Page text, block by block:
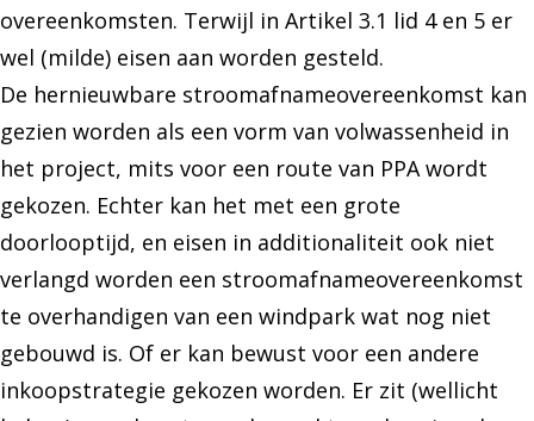
overeenkomsten. Terwijl in Artikel 3.1 lid 4 en 5 er
wel (milde) eisen aan worden gesteld.
De hernieuwbare stroomafnameovereenkomst kan
gezien worden als een vorm van volwassenheid in
het project, mits voor een route van PPA wordt
gekozen. Echter kan het met een grote
doorlooptijd, en eisen in additionaliteit ook niet
verlangd worden een stroomafnameovereenkomst
te overhandigen van een windpark wat nog niet
gebouwd is. Of er kan bewust voor een andere
inkoopstrategie gekozen worden. Er zit (wellicht